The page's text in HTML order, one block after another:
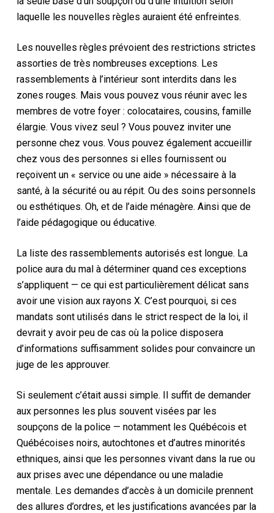
laquelle les nouvelles règles auraient été enfreintes.
Les nouvelles règles prévoient des restrictions strictes
assorties de très nombreuses exceptions. Les
rassemblements à l’intérieur sont interdits dans les
zones rouges. Mais vous pouvez vous réunir avec les
membres de votre foyer : colocataires, cousins, famille
élargie. Vous vivez seul ? Vous pouvez inviter une
personne chez vous. Vous pouvez également accueillir
chez vous des personnes si elles fournissent ou
reçoivent un « service ou une aide » nécessaire à la
santé, à la sécurité ou au répit. Ou des soins personnels
ou esthétiques. Oh, et de l’aide ménagère. Ainsi que de
l’aide pédagogique ou éducative.
La liste des rassemblements autorisés est longue. La
police aura du mal à déterminer quand ces exceptions
s’appliquent — ce qui est particulièrement délicat sans
avoir une vision aux rayons X. C’est pourquoi, si ces
mandats sont utilisés dans le strict respect de la loi, il
devrait y avoir peu de cas où la police disposera
d’informations suffisamment solides pour convaincre un
juge de les approuver.
Si seulement c’était aussi simple. Il suffit de demander
aux personnes les plus souvent visées par les
soupçons de la police — notamment les Québécois et
Québécoises noirs, autochtones et d’autres minorités
ethniques, ainsi que les personnes vivant dans la rue ou
aux prises avec une dépendance ou une maladie
mentale. Les demandes d’accès à un domicile prennent
des allures d’ordres, et les justifications avancées par la